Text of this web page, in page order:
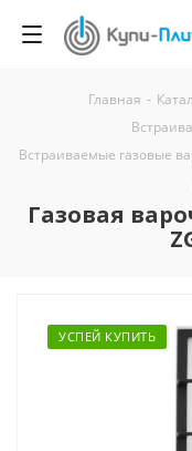
Главная -
Встраиваемые газовые
Газовая
УСПЕЙ КУПИТЬ